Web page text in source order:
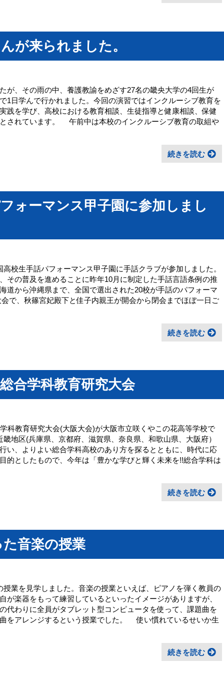
が来られました。
、その雨の中、養護教諭をめざす27名の畿央大学の4回生が
1日学んで行かれました。今回の演習ではインクルーシブ教育を
践を学び、高校における教育相談、生徒指導と健康相談、保健
されています。 午前中は本校のインクルーシブ教育の取組や
続きを読む
ォーマンス甲子園に参加しまし
校生手話パフォーマンス甲子園に手話クラブが参加しました。
その普及を進めることに昨年10月に制定した手話言語条例の推
道から沖縄県まで、全国で選出された20校が手話のパフォーマ
、秋篠宮妃殿下と佳子内親王が開会から閉会までほぼ一日ご
続きを読む
合学科教育研究大会
教育研究大会(大阪大会)が大阪市立咲くやこの花高等学校で
地区(兵庫県、京都府、滋賀県、奈良県、和歌山県、大阪府）
い、よりよい総合学科高校のあり方を探るとともに、時代に応
的としたもので、今年は「豊かな学びと輝く未来を!!総合学科は
続きを読む
音楽の授業
業を見学しました。音楽の授業といえば、ピアノを弾く教員の
が楽器をもって練習しているといったイメージがありますが、
代わりに全員がタブレット型コンピュータを使って、課題曲を
をアレンジするという授業でした。 使い慣れているせいか生
続きを読む